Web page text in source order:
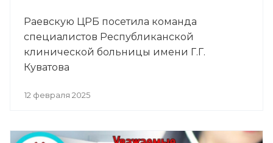
Раевскую ЦРБ посетила команда
специалистов Республиканской
клинической больницы имени Г.Г.
Куватова
12 февраля 2025